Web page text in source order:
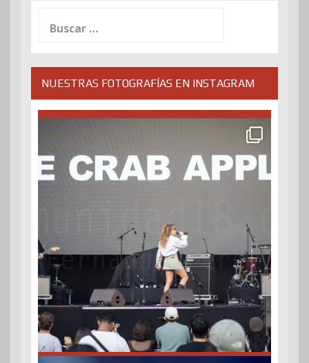
NUESTRAS FOTOGRAFÍAS EN INSTAGRAM